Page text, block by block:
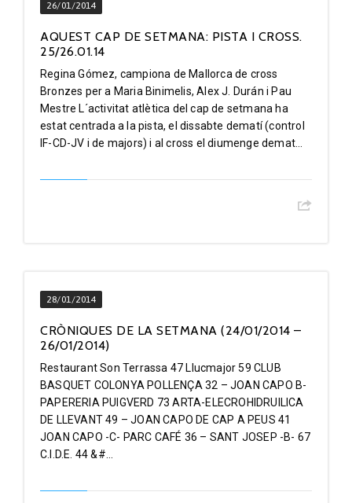
26/01/2014
AQUEST CAP DE SETMANA: PISTA I CROSS.
25/26.01.14
Regina Gómez, campiona de Mallorca de cross
Bronzes per a Maria Binimelis, Alex J. Durán i Pau
Mestre L´activitat atlètica del cap de setmana ha
estat centrada a la pista, el dissabte dematí (control
IF-CD-JV i de majors) i al cross el diumenge demat...
28/01/2014
CRÒNIQUES DE LA SETMANA (24/01/2014 –
26/01/2014)
Restaurant Son Terrassa 47 Llucmajor 59 CLUB
BASQUET COLONYA POLLENÇA 32 – JOAN CAPO B-
PAPERERIA PUIGVERD 73 ARTA-ELECROHIDRUILICA
DE LLEVANT 49 – JOAN CAPO DE CAP A PEUS 41
JOAN CAPO -C- PARC CAFÉ 36 – SANT JOSEP -B- 67
C.I.D.E. 44 &#...